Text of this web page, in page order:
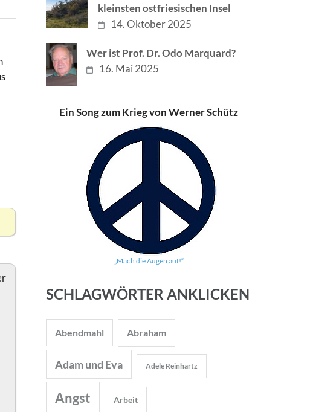
kleinsten ostfriesischen Insel
14. Oktober 2025
Wer ist Prof. Dr. Odo Marquard?
16. Mai 2025
Ein Song zum Krieg von Werner Schütz
„Mach die Augen auf!“
SCHLAGWÖRTER ANKLICKEN
Abendmahl Abraham
Adam und Eva Adele Reinhartz
Angst Arbeit